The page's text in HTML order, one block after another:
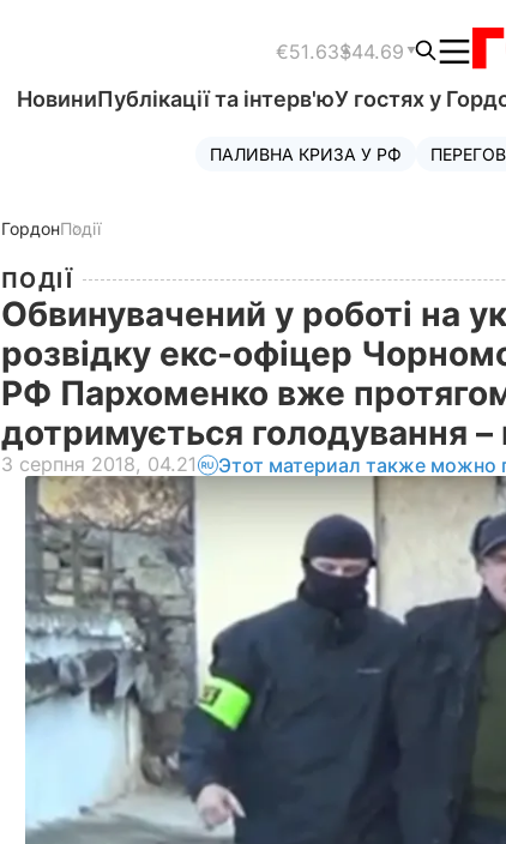
€51.63$44.69
НовиниПублікації та інтерв'юУ гостях у
ПАЛИВНА КРИЗА У РФ
ГордонПодії
ПОДІЇ
Обвинувачений у роботі на
розвідку екс-офіцер
РФ Пархоменко вже
дотримується голодування
3 серпня 2018, 04.21 Этот материал также можно